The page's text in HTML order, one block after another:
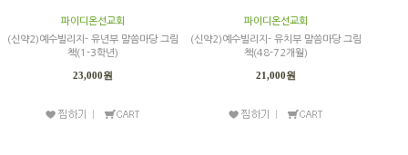
파이디온선교회
(신약2)예수빌리지- 유년부 말씀마당 그림
책(1-3학년)
23,000원
파이디온선교회
(신약2)예수빌리지- 유치부 말씀마당 그림
책(48-72개월)
21,000원